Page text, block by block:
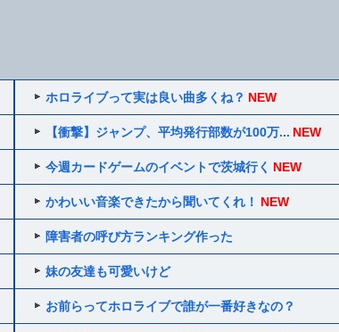
ホロライブって実は良い曲多くね？ NEW
【衝撃】ジャンプ、平均発行部数が100万... NEW
今週カードゲームのイベントで茨城行く NEW
かわいい音楽できたから聞いてくれ！ NEW
障害者の呼び方ランキング作った
妹の友達も可愛いけど
お前らってホロライブで誰が一番好きなの？